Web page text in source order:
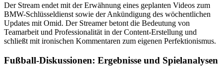
Der Stream endet mit der Erwähnung eines geplanten Videos zum
BMW-Schlüsseldienst sowie der Ankündigung des wöchentlichen
Updates mit Omid. Der Streamer betont die Bedeutung von
Teamarbeit und Professionalität in der Content-Erstellung und
schließt mit ironischen Kommentaren zum eigenen Perfektionismus.
Fußball-Diskussionen: Ergebnisse und Spielanalysen